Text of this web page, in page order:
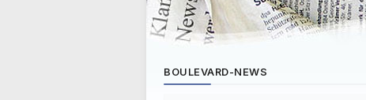
BOULEVARD-NEWS